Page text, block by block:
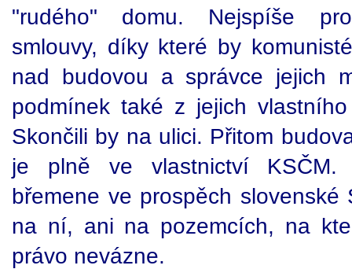
"rudého" domu. Nejspíše
smlouvy, díky které by
nad budovou a správce jejich
podmínek také z jejich
Skončili by na ulici. Přitom
je plně ve vlastnictví KSČM.
břemene ve prospěch slovenské
na ní, ani na pozemcích, na
právo nevázne.